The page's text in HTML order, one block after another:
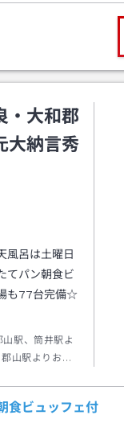
・大和郡
大納言秀
風呂は土曜日
てパン朝食ビ
も77台完備☆
駅、筒井駅よ
山駅よりお車
食ビュッフェ付